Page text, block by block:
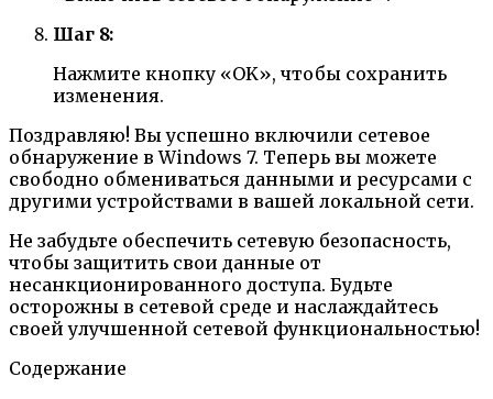
Шаг 8:
Нажмите кнопку «OK», чтобы сохранить
изменения.
Поздравляю! Вы успешно включили сетевое
обнаружение в Windows 7. Теперь вы можете
свободно обмениваться данными и ресурсами с
другими устройствами в вашей локальной сети.
Не забудьте обеспечить сетевую безопасность,
чтобы защитить свои данные от
несанкционированного доступа. Будьте
осторожны в сетевой среде и наслаждайтесь
своей улучшенной сетевой функциональностью!
Содержание